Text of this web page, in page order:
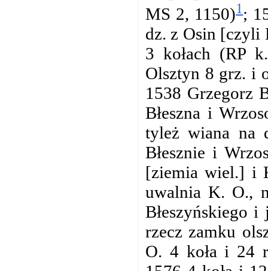
MS 2, 1150)1;
dz. z Osin [czyli
3 kołach (RP
Olsztyn 8 grz. i
1538 Grzegorz
Błeszna i
tyleż wiana na
Błesznie i
[ziemia wiel.] i
uwalnia K. O.,
Błeszyńskiego
rzecz zamku
O. 4 koła i 24